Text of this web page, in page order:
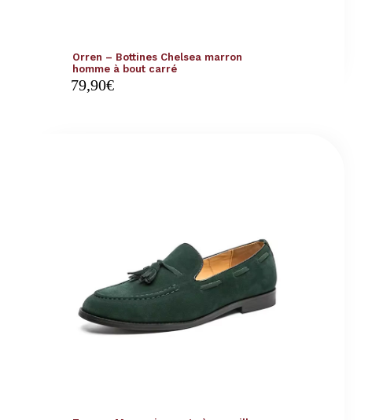
Orren – Bottines Chelsea marron
homme à bout carré
79,90€